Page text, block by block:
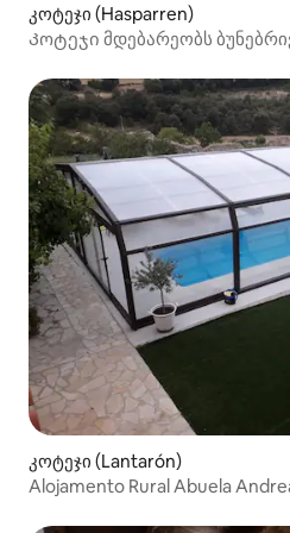
კოტეჯი (Hasparren)
Კოტეჯი მდებარეობს
კოტეჯი (Lantarón)
Alojamento Rural Abuela